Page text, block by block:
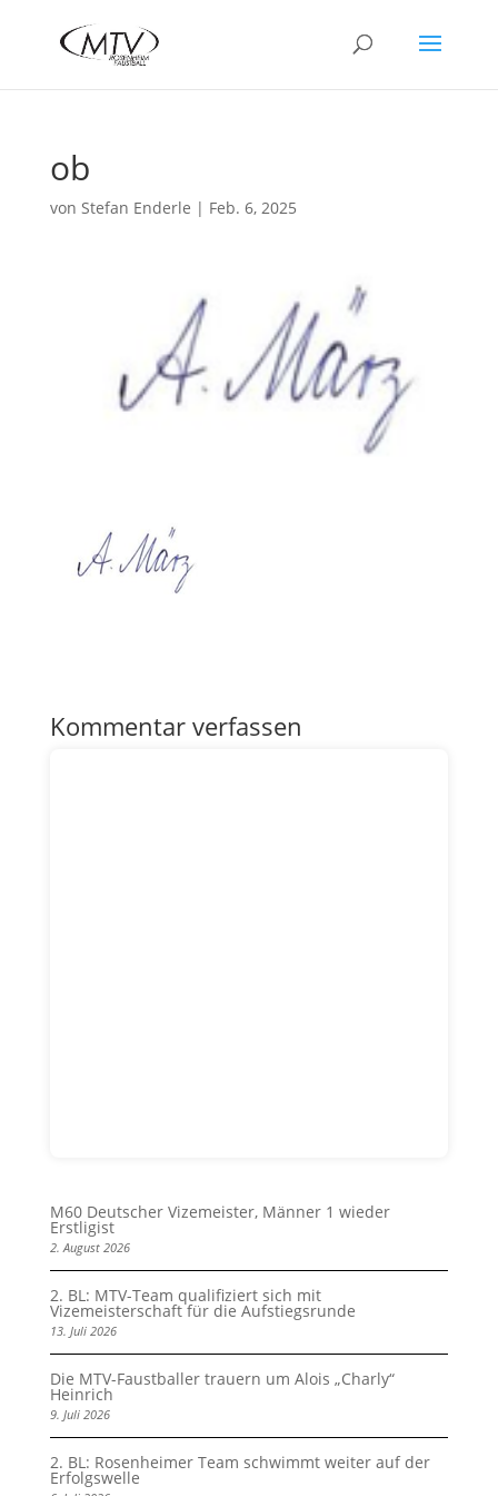
ob
von Stefan Enderle | Feb. 6, 2025
Kommentar verfassen
M60 Deutscher Vizemeister, Männer 1 wieder
Erstligist
2. August 2026
2. BL: MTV-Team qualifiziert sich mit
Vizemeisterschaft für die Aufstiegsrunde
13. Juli 2026
Die MTV-Faustballer trauern um Alois „Charly“
Heinrich
9. Juli 2026
2. BL: Rosenheimer Team schwimmt weiter auf der
Erfolgswelle